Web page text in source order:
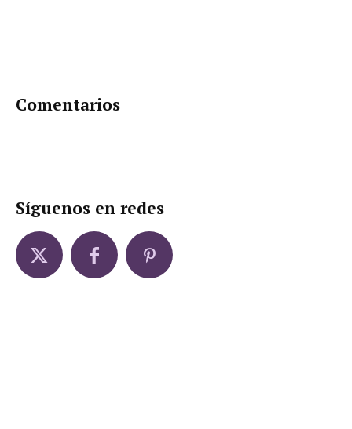
Comentarios
Síguenos en redes